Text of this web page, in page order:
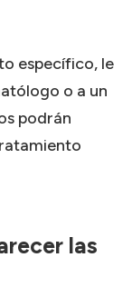
específico, le
o a un
podrán
las